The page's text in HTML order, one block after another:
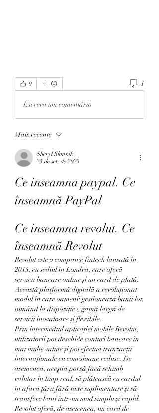
0 1
Escreva um comentário
Mais recente
Sheryl Skutnik
25 de set. de 2023
Ce inseamna paypal. Ce
înseamnă PayPal
Ce inseamna revolut. Ce
înseamnă Revolut
Revolut este o companie fintech lansată în
2015, cu sediul în Londra, care oferă
servicii bancare online și un card de plată.
Această platformă digitală a revoluționat
modul în care oamenii gestionează banii lor,
punând la dispoziție o gamă largă de
servicii inovatoare și flexibile.
Prin intermediul aplicației mobile Revolut,
utilizatorii pot deschide conturi bancare în
mai multe valute și pot efectua tranzacții
internaționale cu comisioane reduse. De
asemenea, aceștia pot să facă schimb
valutar în timp real, să plătească cu cardul
în afara țării fără taxe suplimentare și să
transfere bani într-un mod simplu și rapid.
Revolut oferă, de asemenea, un card de